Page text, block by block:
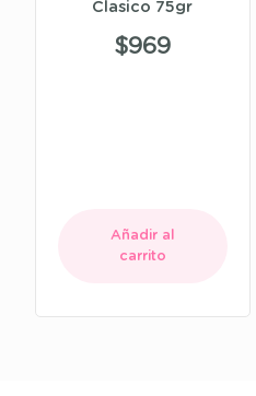
Clasico 75gr
$969
Añadir al
carrito